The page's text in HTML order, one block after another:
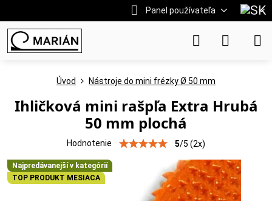
Panel používateľa
Najpredávanejší v kategórií
TOP PRODUKT MESIACA
Úvod Nástroje do mini frézky Ø 50 mm
Ihličková mini rašpľa Extra Hrubá
50 mm plochá
Hodnotenie 5/5 (2x)